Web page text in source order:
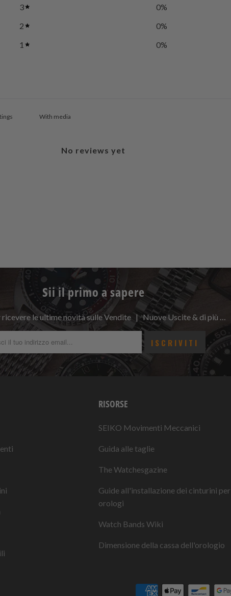
3
0%
2
0%
1
0%
With media
No reviews yet
Sii il primo a sapere
le ultime novità sulle Vendite | Nuove Uscite & di più …
RISORSE
SEIKO Movimenti Meccanici
Guida alle taglie
The Watchesgazine
Guide all'installazione dei cinturini per
orologi
Watch Bands Wiki
Dimensione della cassa dell'orologio